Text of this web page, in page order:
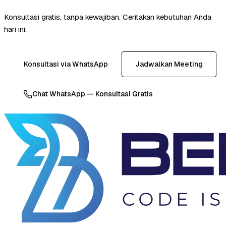
Konsultasi gratis, tanpa kewajiban. Ceritakan kebutuhan Anda
hari ini.
Konsultasi via WhatsApp Jadwalkan Meeting
Chat WhatsApp — Konsultasi Gratis